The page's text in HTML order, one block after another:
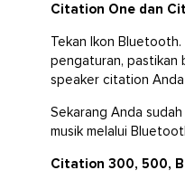
Citation One dan
Tekan Ikon
pengaturan, pastikan
speaker citation
Sekarang Anda
musik melalui
Citation 300, 500,